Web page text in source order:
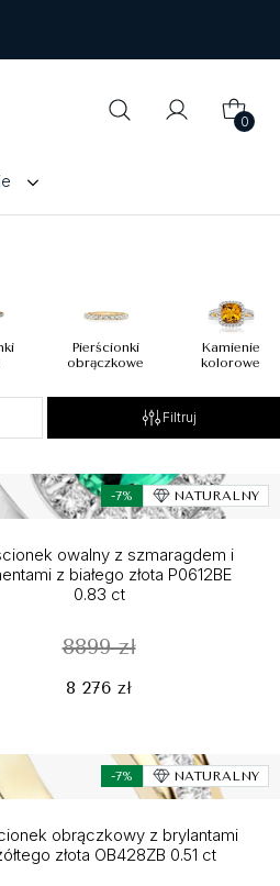
0
Pierścionki
obrączkowe
Kamienie
kolorowe
Filtruj
-7% NATURALNY
owalny z szmaragdem i
z białego złota P0612BE
0.83 ct
8899 zł
8 276 zł
-7% NATURALNY
obrączkowy z brylantami
złota OB428ZB 0.51 ct